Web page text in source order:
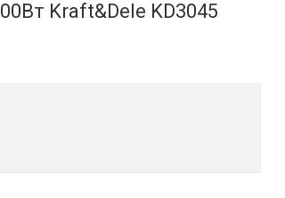
Kraft&Dele KD3045